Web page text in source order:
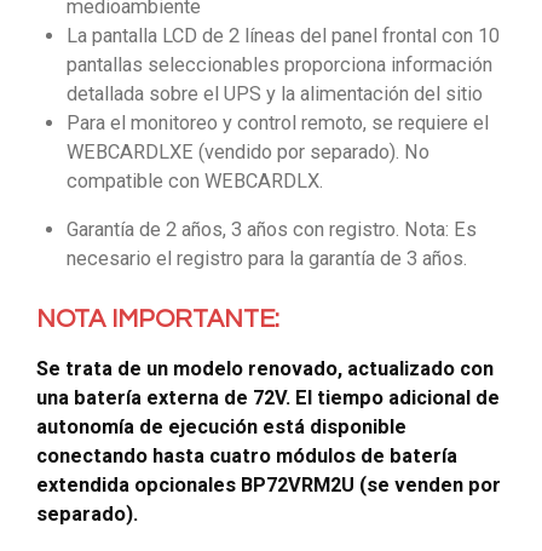
medioambiente
La pantalla LCD de 2 líneas del panel frontal con 10
pantallas seleccionables proporciona información
detallada sobre el UPS y la alimentación del sitio
Para el monitoreo y control remoto, se requiere el
WEBCARDLXE (vendido por separado). No
compatible con WEBCARDLX.
Garantía de 2 años, 3 años con registro. Nota: Es
necesario el registro para la garantía de 3 años.
NOTA IMPORTANTE:
Se trata de un modelo renovado, actualizado con
una batería externa de 72V. El tiempo adicional de
autonomía de ejecución está disponible
conectando hasta cuatro módulos de batería
extendida opcionales BP72VRM2U (se venden por
separado).